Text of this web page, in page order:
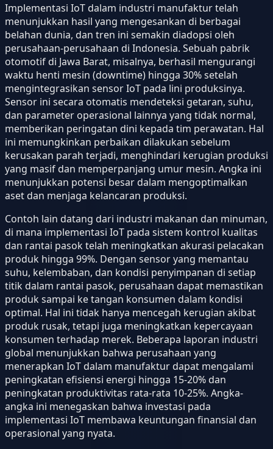
Implementasi IoT dalam industri manufaktur telah
menunjukkan hasil yang mengesankan di berbagai
belahan dunia, dan tren ini semakin diadopsi oleh
perusahaan-perusahaan di Indonesia. Sebuah pabrik
otomotif di Jawa Barat, misalnya, berhasil mengurangi
waktu henti mesin (downtime) hingga 30% setelah
mengintegrasikan sensor IoT pada lini produksinya.
Sensor ini secara otomatis mendeteksi getaran, suhu,
dan parameter operasional lainnya yang tidak normal,
memberikan peringatan dini kepada tim perawatan. Hal
ini memungkinkan perbaikan dilakukan sebelum
kerusakan parah terjadi, menghindari kerugian produksi
yang masif dan memperpanjang umur mesin. Angka ini
menunjukkan potensi besar dalam mengoptimalkan
aset dan menjaga kelancaran produksi.
Contoh lain datang dari industri makanan dan minuman,
di mana implementasi IoT pada sistem kontrol kualitas
dan rantai pasok telah meningkatkan akurasi pelacakan
produk hingga 99%. Dengan sensor yang memantau
suhu, kelembaban, dan kondisi penyimpanan di setiap
titik dalam rantai pasok, perusahaan dapat memastikan
produk sampai ke tangan konsumen dalam kondisi
optimal. Hal ini tidak hanya mencegah kerugian akibat
produk rusak, tetapi juga meningkatkan kepercayaan
konsumen terhadap merek. Beberapa laporan industri
global menunjukkan bahwa perusahaan yang
menerapkan IoT dalam manufaktur dapat mengalami
peningkatan efisiensi energi hingga 15-20% dan
peningkatan produktivitas rata-rata 10-25%. Angka-
angka ini menegaskan bahwa investasi pada
implementasi IoT membawa keuntungan finansial dan
operasional yang nyata.